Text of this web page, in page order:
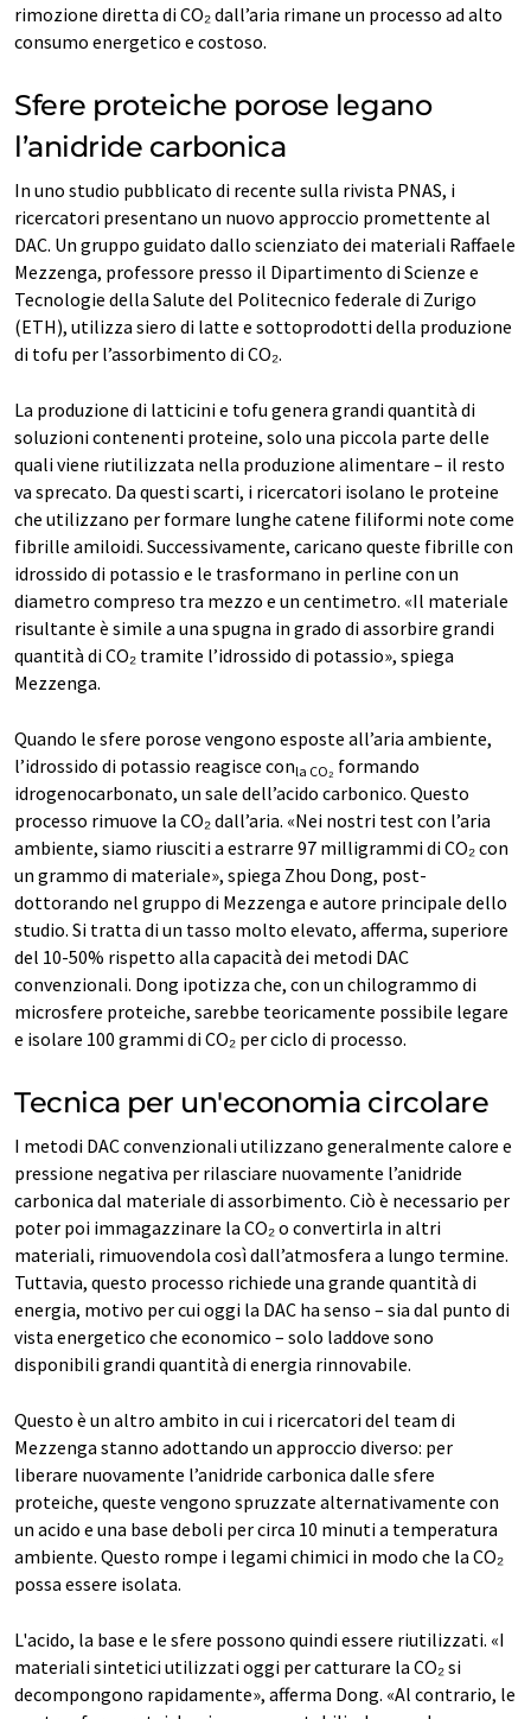
rimozione diretta di CO₂ dall’aria rimane un processo ad alto
consumo energetico e costoso.
Sfere proteiche porose legano
l’anidride carbonica
In uno studio pubblicato di recente sulla rivista PNAS, i
ricercatori presentano un nuovo approccio promettente al
DAC. Un gruppo guidato dallo scienziato dei materiali Raffaele
Mezzenga, professore presso il Dipartimento di Scienze e
Tecnologie della Salute del Politecnico federale di Zurigo
(ETH), utilizza siero di latte e sottoprodotti della produzione
di tofu per l’assorbimento di CO₂.
La produzione di latticini e tofu genera grandi quantità di
soluzioni contenenti proteine, solo una piccola parte delle
quali viene riutilizzata nella produzione alimentare – il resto
va sprecato. Da questi scarti, i ricercatori isolano le proteine
che utilizzano per formare lunghe catene filiformi note come
fibrille amiloidi. Successivamente, caricano queste fibrille con
idrossido di potassio e le trasformano in perline con un
diametro compreso tra mezzo e un centimetro. «Il materiale
risultante è simile a una spugna in grado di assorbire grandi
quantità di CO₂ tramite l’idrossido di potassio», spiega
Mezzenga.
Quando le sfere porose vengono esposte all’aria ambiente,
l’idrossido di potassio reagisce conla CO₂ formando
idrogenocarbonato, un sale dell’acido carbonico. Questo
processo rimuove la CO₂ dall’aria. «Nei nostri test con l’aria
ambiente, siamo riusciti a estrarre 97 milligrammi di CO₂ con
un grammo di materiale», spiega Zhou Dong, post-
dottorando nel gruppo di Mezzenga e autore principale dello
studio. Si tratta di un tasso molto elevato, afferma, superiore
del 10-50% rispetto alla capacità dei metodi DAC
convenzionali. Dong ipotizza che, con un chilogrammo di
microsfere proteiche, sarebbe teoricamente possibile legare
e isolare 100 grammi di CO₂ per ciclo di processo.
Tecnica per un'economia circolare
I metodi DAC convenzionali utilizzano generalmente calore e
pressione negativa per rilasciare nuovamente l’anidride
carbonica dal materiale di assorbimento. Ciò è necessario per
poter poi immagazzinare la CO₂ o convertirla in altri
materiali, rimuovendola così dall’atmosfera a lungo termine.
Tuttavia, questo processo richiede una grande quantità di
energia, motivo per cui oggi la DAC ha senso – sia dal punto di
vista energetico che economico – solo laddove sono
disponibili grandi quantità di energia rinnovabile.
Questo è un altro ambito in cui i ricercatori del team di
Mezzenga stanno adottando un approccio diverso: per
liberare nuovamente l’anidride carbonica dalle sfere
proteiche, queste vengono spruzzate alternativamente con
un acido e una base deboli per circa 10 minuti a temperatura
ambiente. Questo rompe i legami chimici in modo che la CO₂
possa essere isolata.
L'acido, la base e le sfere possono quindi essere riutilizzati. «I
materiali sintetici utilizzati oggi per catturare la CO₂ si
decompongono rapidamente», afferma Dong. «Al contrario, le